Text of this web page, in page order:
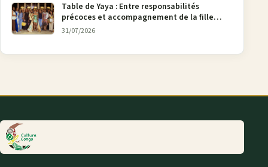
Table de Yaya : Entre responsabilités
précoces et accompagnement de la fille
aînée, la diaspora en débat
31/07/2026